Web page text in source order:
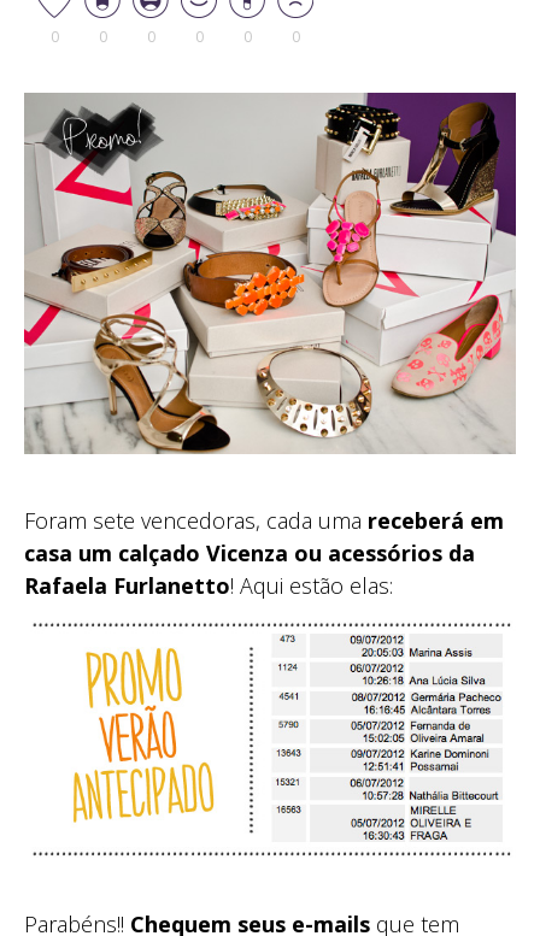
0 0 0 0 0 0
Foram sete vencedoras, cada uma receberá em
casa um calçado Vicenza ou acessórios da
Rafaela Furlanetto! Aqui estão elas:
Parabéns!! Chequem seus e-mails que tem